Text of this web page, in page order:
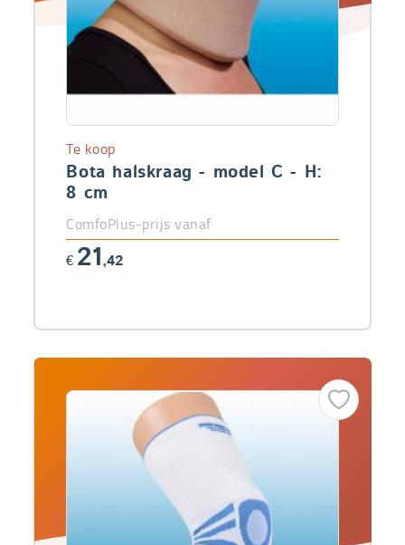
Bota halskraag - model C - H:
8 cm
Te koop
ComfoPlus-prijs vanaf
€ 21,42